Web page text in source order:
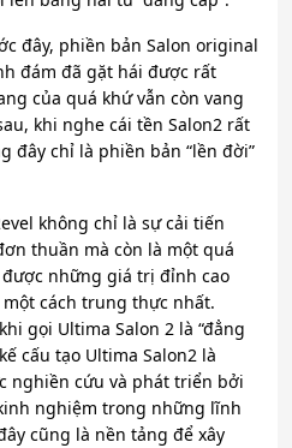
đây, phiền bản Salon original
đám đã gặt hái được rất
của quá khứ vẫn còn vang
khi nghe cái tền Salon2 rất
đây chỉ là phiền bản “lền đời”
không chỉ là sự cải tiến
thuần mà còn là một quá
những giá trị đỉnh cao
cách trung thực nhất.
gọi Ultima Salon 2 là “đẳng
cấu tạo Ultima Salon2 là
nghiền cứu và phát triển bởi
nghiệm trong những lĩnh
cũng là nền tảng để xây